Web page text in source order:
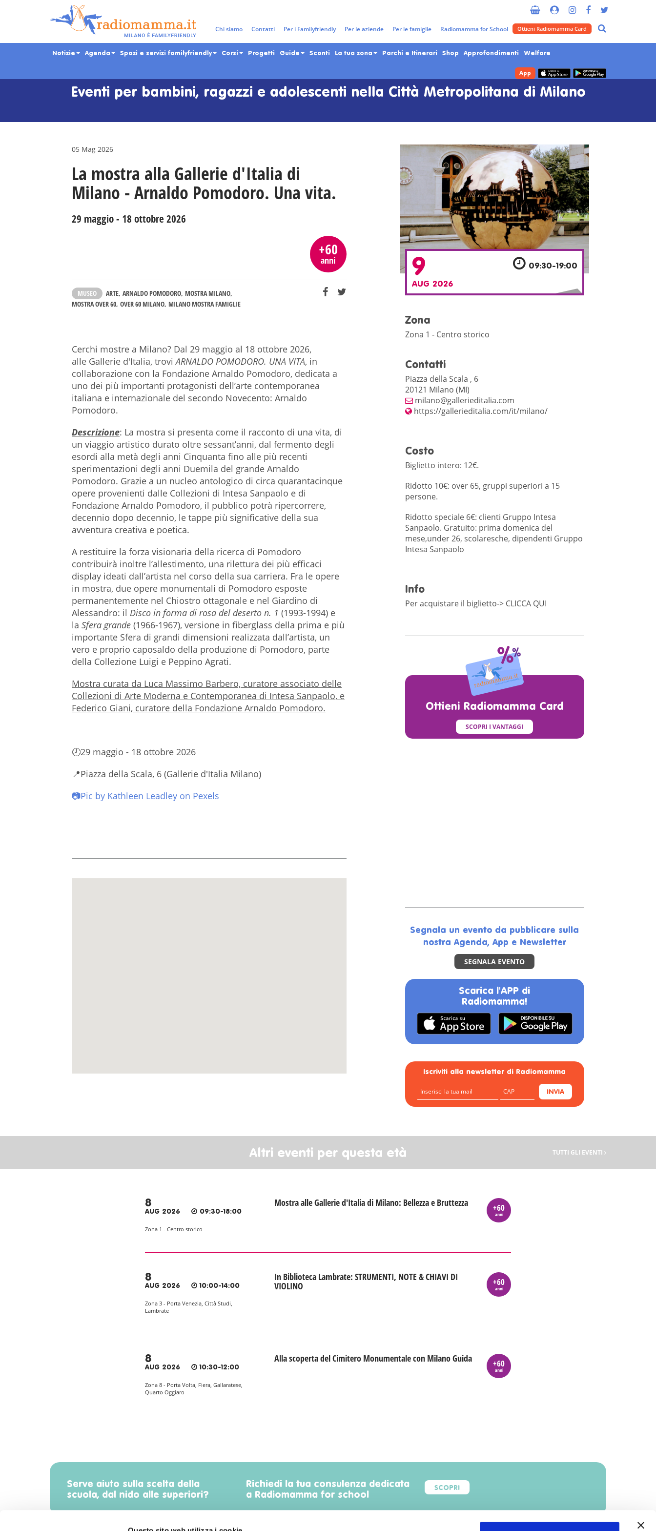
to
Chi siamo Contatti Per i Familyfriendly Per le aziende Per le famiglie Radiomamma for School Ottieni Radiomamma Card
Notizie Agenda Spazi e servizi familyfriendly Corsi Progetti Guide Sconti La tua zona Parchi e Itinerari Shop Approfondimenti Welfare
App
Eventi per bambini, ragazzi e adolescenti nella Città Metropolitana di Milano
05 Mag 2026
La mostra alla Gallerie d'Italia di
Milano - Arnaldo Pomodoro. Una vita.
29 maggio - 18 ottobre 2026
+60
anni
MUSEO ARTE ARNALDO POMODORO MOSTRA MILANO
MOSTRA OVER 60 OVER 60 MILANO MILANO MOSTRA FAMIGLIE
Cerchi mostre a Milano? Dal 29 maggio al 18 ottobre 2026,
alle Gallerie d'Italia, troviARNALDO POMODORO. UNA VITA, in
collaborazione con la Fondazione Arnaldo Pomodoro, dedicata a
uno dei più importanti protagonisti dell’arte contemporanea
italiana e internazionale del secondo Novecento: Arnaldo
Pomodoro.
Descrizione: La mostra si presenta come il racconto di una vita, di
un viaggio artistico durato oltre sessant’anni, dal fermento degli
esordi alla metà degli anni Cinquanta fino alle più recenti
sperimentazioni degli anni Duemila del grande Arnaldo
Pomodoro. Grazie a un nucleo antologico di circa quarantacinque
opere provenienti dalle Collezioni di Intesa Sanpaolo e di
Fondazione Arnaldo Pomodoro, il pubblico potrà ripercorrere,
decennio dopo decennio, le tappe più significative della sua
avventura creativa e poetica.
A restituire la forza visionaria della ricerca di Pomodoro
contribuirà inoltre l’allestimento, una rilettura dei più efficaci
display ideati dall’artista nel corso della sua carriera. Fra le opere
in mostra, due opere monumentali di Pomodoro esposte
permanentemente nel Chiostro ottagonale e nel Giardino di
Alessandro: il Disco in forma di rosa del deserto n. 1 (1993-1994) e
la Sfera grande (1966-1967), versione in fiberglass della prima e più
importante Sfera di grandi dimensioni realizzata dall’artista, un
vero e proprio caposaldo della produzione di Pomodoro, parte
della Collezione Luigi e Peppino Agrati.
Mostra curata da Luca Massimo Barbero, curatore associato delle
Collezioni di Arte Moderna e Contemporanea di Intesa Sanpaolo, e
Federico Giani, curatore della Fondazione Arnaldo Pomodoro.
🕗29 maggio - 18 ottobre 2026
📍Piazza della Scala, 6 (Gallerie d'Italia Milano)
📷Pic by Kathleen Leadley on Pexels
9
AUG 2026
09:30-19:00
Zona
Zona 1 - Centro storico
Contatti
Piazza della Scala , 6
20121 Milano (MI)
milano@gallerieditalia.com
https://gallerieditalia.com/it/milano/
Costo
Biglietto intero: 12€.
Ridotto 10€: over 65, gruppi superiori a 15
persone.
Ridotto speciale 6€: clienti Gruppo Intesa
Sanpaolo. Gratuito: prima domenica del
mese,under 26, scolaresche, dipendenti Gruppo
Intesa Sanpaolo
Info
Per acquistare il biglietto-> CLICCA QUI
Ottieni Radiomamma Card
SCOPRI I VANTAGGI
Segnala un evento da pubblicare sulla
nostra Agenda, App e Newsletter
SEGNALA EVENTO
Scarica l'APP di
Radiomamma!
Iscriviti alla newsletter di Radiomamma
INVIA
Altri eventi per questa età TUTTI GLI EVENTI
8
AUG 2026 09:30-18:00
Zona 1 - Centro storico
Mostra alle Gallerie d'Italia di Milano: Bellezza e Bruttezza +60
anni
8
AUG 2026 10:00-14:00
Zona 3 - Porta Venezia, Città Studi,
Lambrate
In Biblioteca Lambrate: STRUMENTI, NOTE & CHIAVI DI
VIOLINO +60
anni
8
AUG 2026 10:30-12:00
Zona 8 - Porta Volta, Fiera, Gallaratese,
Quarto Oggiaro
Alla scoperta del Cimitero Monumentale con Milano Guida +60
anni
Serve aiuto sulla scelta della
scuola, dal nido alle superiori?
Richiedi la tua consulenza dedicata
a Radiomamma for school
SCOPRI